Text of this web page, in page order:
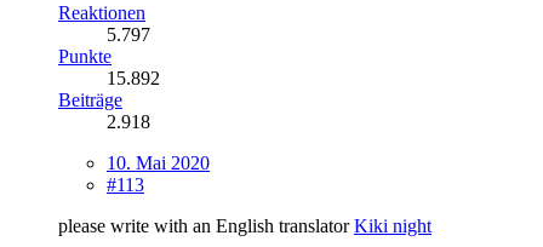
Reaktionen
5.797
Punkte
15.892
Beiträge
2.918
10. Mai 2020
#113
please write with an English translatorKiki night